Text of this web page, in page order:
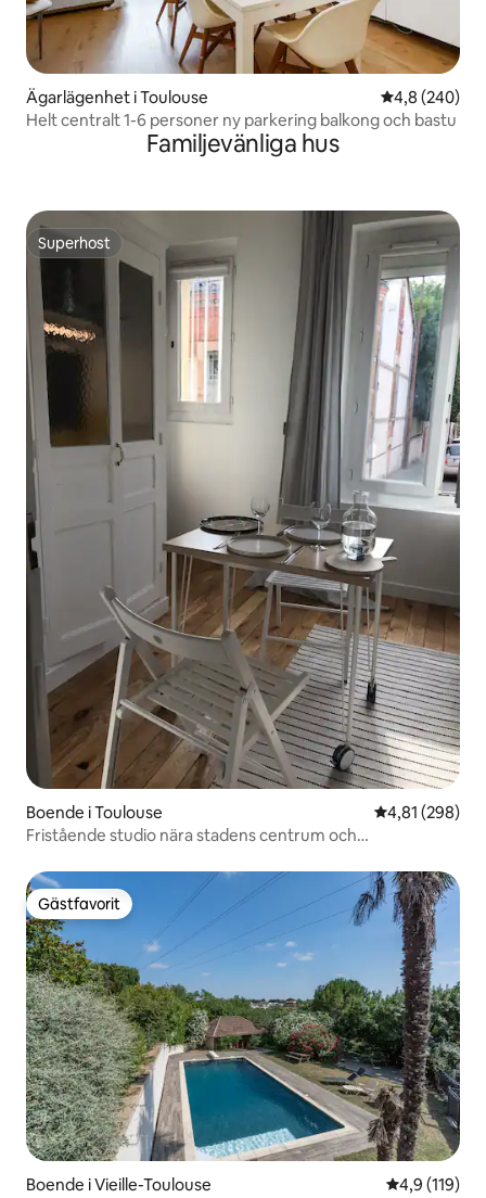
Ägarlägenhet i Toulouse 4,8 av 5 i
4,8 (240)
Helt centralt 1-6 personer ny parkering balkong och bastu
Familjevänliga hus
Superhost
Superhost
Boende i Toulouse 4,81 av 5 i
4,81 (298)
Fristående studio nära stadens centrum och
Gästfavorit
Gästfavorit
Boende i Vieille-Toulouse 4,9 av 5 i
4,9 (119)